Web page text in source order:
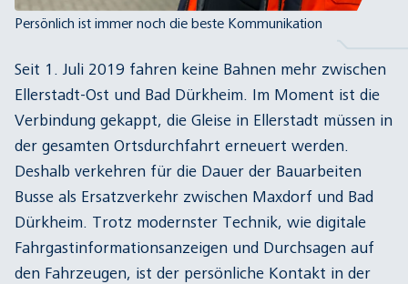
Persönlich ist immer noch die beste Kommunikation
Seit 1. Juli 2019 fahren keine Bahnen mehr zwischen
Ellerstadt-Ost und Bad Dürkheim. Im Moment ist die
Verbindung gekappt, die Gleise in Ellerstadt müssen in
der gesamten Ortsdurchfahrt erneuert werden.
Deshalb verkehren für die Dauer der Bauarbeiten
Busse als Ersatzverkehr zwischen Maxdorf und Bad
Dürkheim. Trotz modernster Technik, wie digitale
Fahrgastinformationsanzeigen und Durchsagen auf
den Fahrzeugen, ist der persönliche Kontakt in der